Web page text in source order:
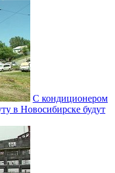
С кондиционером
в Новосибирске будут